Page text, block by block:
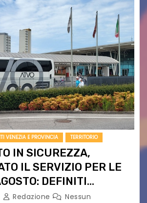
VENEZIA E PROVINCIA TERRITORIO
IN SICUREZZA,
IL SERVIZIO PER LE
DEFINITI
E ORARIO
Redazione
Nessun